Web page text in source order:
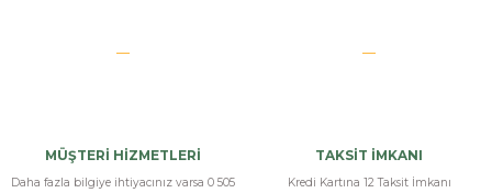
MÜŞTERİ HİZMETLERİ
Daha fazla bilgiye ihtiyacınız varsa 0 505
TAKSİT İMKANI
Kredi Kartına 12 Taksit İmkanı